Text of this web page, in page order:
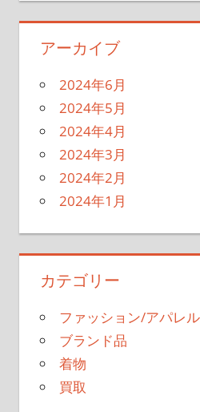
アーカイブ
2024年6月
2024年5月
2024年4月
2024年3月
2024年2月
2024年1月
カテゴリー
ファッション/アパレ
ブランド品
着物
買取